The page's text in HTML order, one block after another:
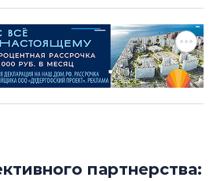
партнерства: